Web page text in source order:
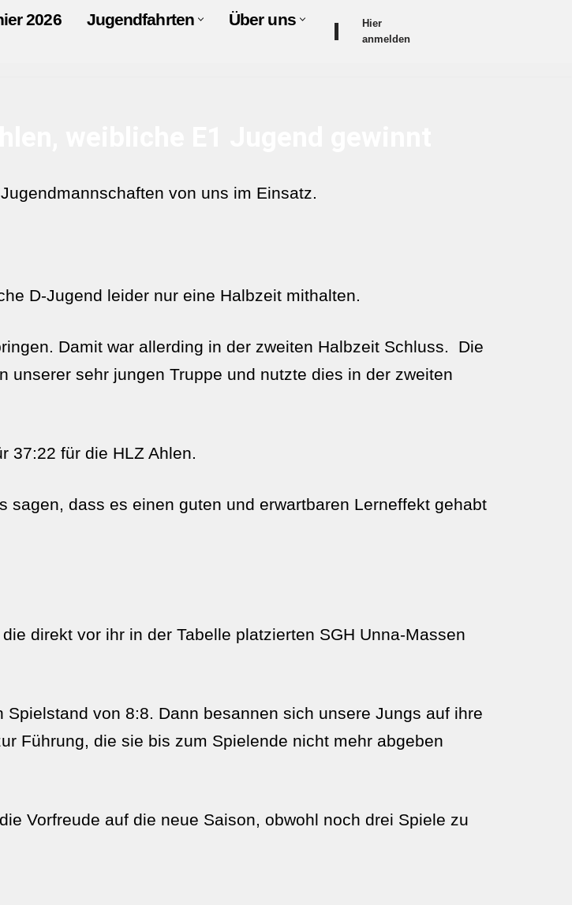
2026 Jugendfahrten
Über uns
Hier
anmelden
von uns im Einsatz.
D-Jugend leider nur eine Halbzeit mithalten.
Damit war allerding in der zweiten Halbzeit Schluss. Die
sehr jungen Truppe und nutzte dies in der zweiten
37:22 für die HLZ Ahlen.
dass es einen guten und erwartbaren Lerneffekt gehabt
direkt vor ihr in der Tabelle platzierten SGH Unna-Massen
von 8:8. Dann besannen sich unsere Jungs auf ihre
Führung, die sie bis zum Spielende nicht mehr abgeben
Vorfreude auf die neue Saison, obwohl noch drei Spiele zu